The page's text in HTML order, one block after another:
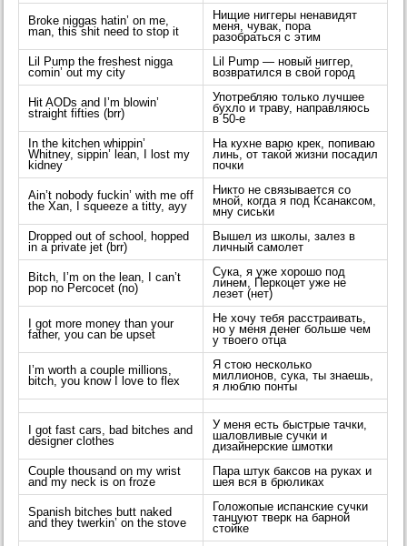
Broke niggas hatin’ on me,
man, this shit need to stop it
Нищие ниггеры ненавидят
меня, чувак, пора
разобраться с этим
Lil Pump the freshest nigga
comin’ out my city
Lil Pump — новый ниггер,
возвратился в свой город
Hit AODs and I’m blowin’
straight fifties (brr)
Употребляю только лучшее
бухло и траву, направляюсь
в 50-е
In the kitchen whippin’
Whitney, sippin’ lean, I lost my
kidney
На кухне варю крек, попиваю
линь, от такой жизни посадил
почки
Ain’t nobody fuckin’ with me off
the Xan, I squeeze a titty, ayy
Никто не связывается со
мной, когда я под Ксанаксом,
мну сиськи
Dropped out of school, hopped
in a private jet (brr)
Вышел из школы, залез в
личный самолет
Bitch, I’m on the lean, I can’t
pop no Percocet (no)
Сука, я уже хорошо под
линем, Перкоцет уже не
лезет (нет)
I got more money than your
father, you can be upset
Не хочу тебя расстраивать,
но у меня денег больше чем
у твоего отца
I’m worth a couple millions,
bitch, you know I love to flex
Я стою несколько
миллионов, сука, ты знаешь,
я люблю понты
I got fast cars, bad bitches and
designer clothes
У меня есть быстрые тачки,
шаловливые сучки и
дизайнерские шмотки
Couple thousand on my wrist
and my neck is on froze
Пара штук баксов на руках и
шея вся в брюликах
Spanish bitches butt naked
and they twerkin’ on the stove
Голожопые испанские сучки
танцуют тверк на барной
стойке